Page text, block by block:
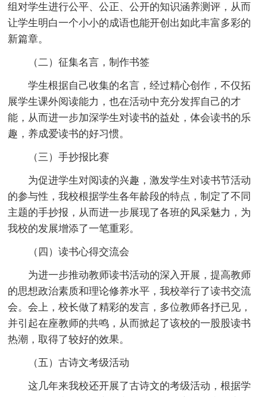
组对学生进行公平、公正、公开的知识涵养测评，从而
让学生明白一个小小的成语也能开创出如此丰富多彩的
新篇章。
（二）征集名言，制作书签
学生根据自己收集的名言，经过精心创作，不仅拓
展学生课外阅读能力，也在活动中充分发挥自己的才
能，从而进一步加深学生对读书的益处，体会读书的乐
趣，养成爱读书的好习惯。
（三）手抄报比赛
为促进学生对阅读的兴趣，激发学生对读书节活动
的参与性，我校根据学生各年龄段的特点，制定了不同
主题的手抄报，从而进一步展现了各班的风采魅力，为
我校的发展增添了一笔重彩。
（四）读书心得交流会
为进一步推动教师读书活动的深入开展，提高教师
的思想政治素质和理论修养水平，我校举行了读书交流
会。会上，校长做了精彩的发言，多位教师各抒已见，
并引起在座教师的共鸣，从而掀起了该校的一股股读书
热潮，取得了较好的效果。
（五）古诗文考级活动
这几年来我校还开展了古诗文的考级活动，根据学